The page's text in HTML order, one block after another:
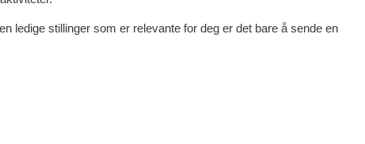
ledige stillinger som er relevante for deg er det bare å sende en